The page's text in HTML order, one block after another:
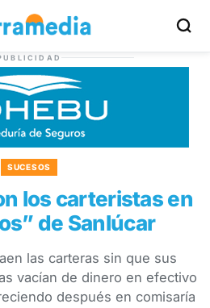
SUCESOS
los carteristas en
de Sanlúcar
las carteras sin que sus
vacían de dinero en efectivo
después en comisaría